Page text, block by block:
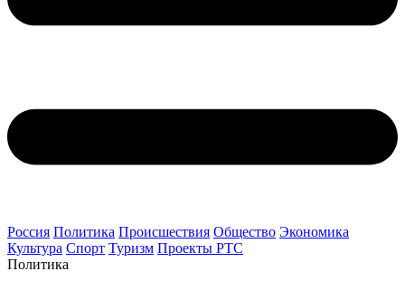
Россия Политика Происшествия Общество Экономика
Культура Спорт Туризм Проекты РТС
Политика